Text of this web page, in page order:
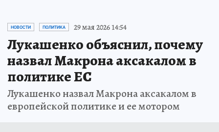
НОВОСТИ ПОЛИТИКА 29 мая 2026 14:54
Лукашенко объяснил, почему
назвал Макрона аксакалом в
политике ЕС
Лукашенко назвал Макрона аксакалом в
европейской политике и ее мотором